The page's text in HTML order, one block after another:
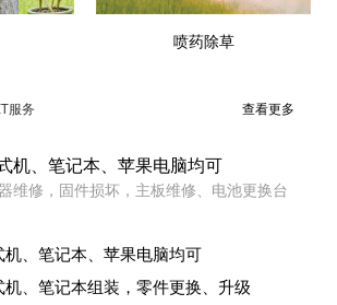
喷药除草
服务 查看更多
机、笔记本、苹果电脑均可
维修，固件损坏，主板维修、电池更换台
、笔记本、苹果电脑均可
、笔记本组装，零件更换、升级